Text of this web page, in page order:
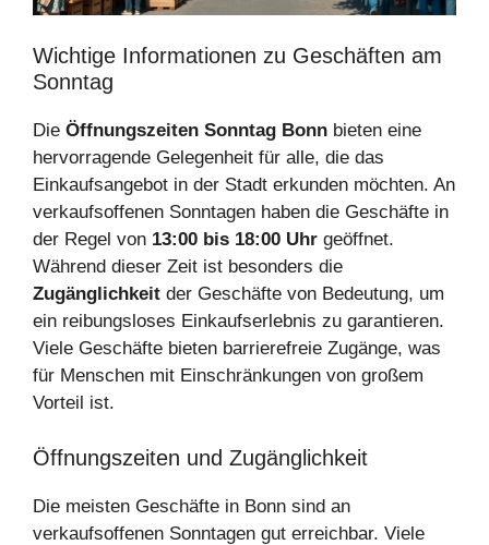
Wichtige Informationen zu Geschäften am
Sonntag
Die Öffnungszeiten Sonntag Bonn bieten eine
hervorragende Gelegenheit für alle, die das
Einkaufsangebot in der Stadt erkunden möchten. An
verkaufsoffenen Sonntagen haben die Geschäfte in
der Regel von 13:00 bis 18:00 Uhr geöffnet.
Während dieser Zeit ist besonders die
Zugänglichkeit der Geschäfte von Bedeutung, um
ein reibungsloses Einkaufserlebnis zu garantieren.
Viele Geschäfte bieten barrierefreie Zugänge, was
für Menschen mit Einschränkungen von großem
Vorteil ist.
Öffnungszeiten und Zugänglichkeit
Die meisten Geschäfte in Bonn sind an
verkaufsoffenen Sonntagen gut erreichbar. Viele